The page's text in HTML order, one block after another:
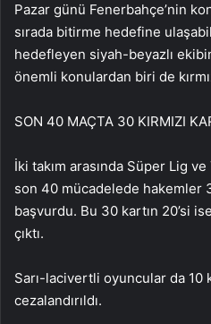
Pazar günü Fenerbahçe’nin
sırada bitirme hedefine
hedefleyen siyah-beyazlı
önemli konulardan biri de
SON 40 MAÇTA 30 KIRMIZI
İki takım arasında Süper Lig
son 40 mücadelede hakemler
başvurdu. Bu 30 kartın 20’si
çıktı.
Sarı-lacivertli oyuncular da 10
cezalandırıldı.